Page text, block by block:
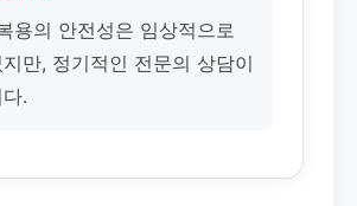
용의 안전성은 임상적으로
만, 정기적인 전문의 상담이
.